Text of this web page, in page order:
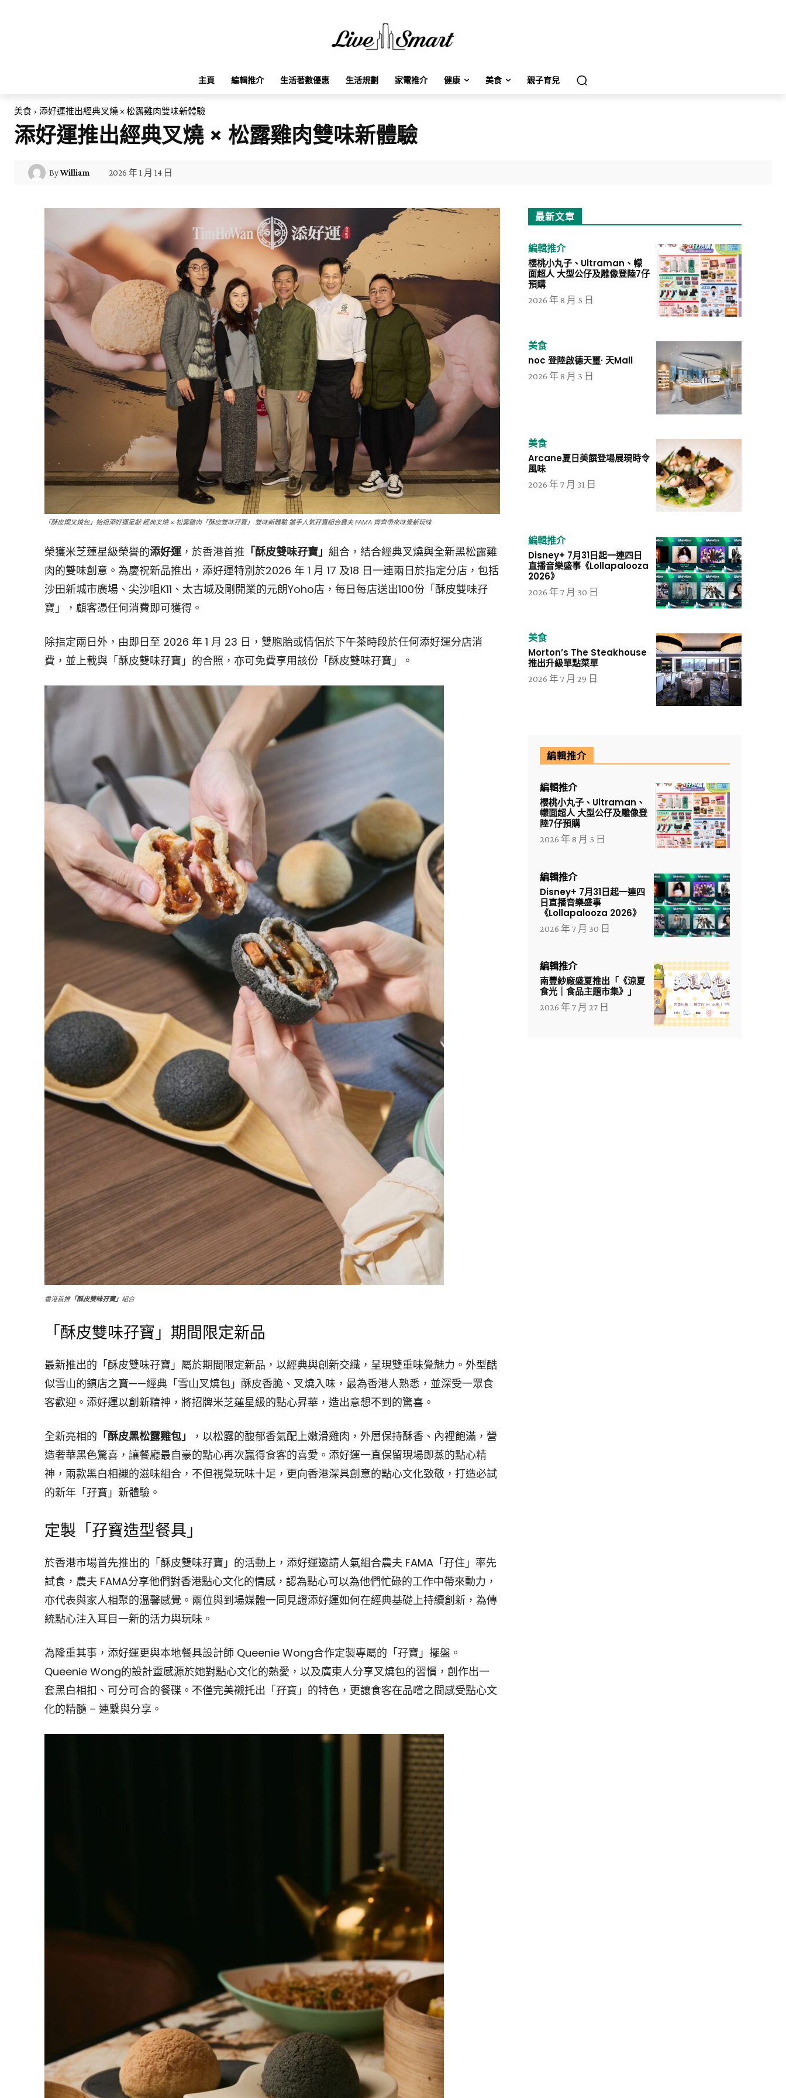
主頁 編輯推介 生活著數優惠 生活規劃 家電推介 健康 美食 親子育兒
美食 添好運推出經典叉燒 × 松露雞肉雙味新體驗
添好運推出經典叉燒 × 松露雞肉雙味新體驗
ByWilliam 2026 年 1 月 14 日
「酥皮焗叉燒包」始祖添好運呈獻 經典叉燒 × 松露雞肉「酥皮雙味孖寶」 雙味新體驗 攜手人氣孖寶組合農夫 FAMA 齊齊帶來味覺新玩味
榮獲米芝蓮星級榮譽的添好運，於香港首推 「酥皮雙味孖寶」 組合，結合經典叉燒與全新黑松露雞
肉的雙味創意。為慶祝新品推出，添好運特別於2026 年 1 月 17 及18 日一連兩日於指定分店，包括
沙田新城市廣場、尖沙咀K11、太古城及剛開業的元朗Yoho店，每日每店送出100份「酥皮雙味孖
寶」，顧客憑任何消費即可獲得。
除指定兩日外，由即日至 2026 年 1 月 23 日，雙胞胎或情侶於下午茶時段於任何添好運分店消
費，並上載與「酥皮雙味孖寶」的合照，亦可免費享用該份「酥皮雙味孖寶」。
香港首推「酥皮雙味孖寶」 組合
「酥皮雙味孖寶」期間限定新品
最新推出的「酥皮雙味孖寶」屬於期間限定新品，以經典與創新交織，呈現雙重味覺魅力。外型酷
似雪山的鎮店之寶——經典「雪山叉燒包」酥皮香脆、叉燒入味，最為香港人熟悉，並深受一眾食
客歡迎。添好運以創新精神，將招牌米芝蓮星級的點心昇華，造出意想不到的驚喜。
全新亮相的 「酥皮黑松露雞包」
，以松露的馥郁香氣配上嫩滑雞肉，外層保持酥香、內裡飽滿，營
造奢華黑色驚喜，讓餐廳最自豪的點心再次贏得食客的喜愛。添好運一直保留現場即蒸的點心精
神，兩款黑白相襯的滋味組合，不但視覺玩味十足，更向香港深具創意的點心文化致敬，打造必試
的新年「孖寶」新體驗。
定製「孖寶造型餐具」
於香港市場首先推出的「酥皮雙味孖寶」的活動上，添好運邀請人氣組合農夫 FAMA「孖住」率先
試食，農夫 FAMA分享他們對香港點心文化的情感，認為點心可以為他們忙碌的工作中帶來動力，
亦代表與家人相聚的溫馨感覺。兩位與到場媒體一同見證添好運如何在經典基礎上持續創新，為傳
統點心注入耳目一新的活力與玩味。
為隆重其事，添好運更與本地餐具設計師 Queenie Wong合作定製專屬的「孖寶」擺盤。
Queenie Wong的設計靈感源於她對點心文化的熱愛，以及廣東人分享叉燒包的習慣，創作出一
套黑白相扣、可分可合的餐碟。不僅完美襯托出「孖寶」的特色，更讓食客在品嚐之間感受點心文
化的精髓 – 連繫與分享。
最新文章
編輯推介
櫻桃小丸子、Ultraman、幪
面超人 大型公仔及雕像登陸7仔
預購
2026 年 8 月 5 日
美食
noc 登陸啟德天璽· 天Mall
2026 年 8 月 3 日
美食
Arcane夏日美饌登場展現時令
風味
2026 年 7 月 31 日
編輯推介
Disney+ 7月31日起一連四日
直播音樂盛事《Lollapalooza
2026》
2026 年 7 月 30 日
美食
Morton’s The Steakhouse
推出升級單點菜單
2026 年 7 月 29 日
編輯推介
編輯推介
櫻桃小丸子、Ultraman、
幪面超人 大型公仔及雕像登
陸7仔預購
2026 年 8 月 5 日
編輯推介
Disney+ 7月31日起一連四
日直播音樂盛事
《Lollapalooza 2026》
2026 年 7 月 30 日
編輯推介
南豐紗廠盛夏推出「《涼夏
食光｜食品主題市集》」
2026 年 7 月 27 日